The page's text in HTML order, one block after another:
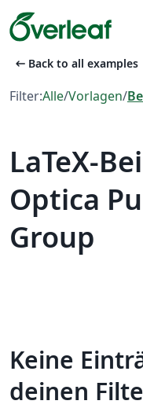
arrow_left_alt Back to all examples
Filter:Alle/Vorlagen/
LaTeX-
Optica
Group
Keine
deinen